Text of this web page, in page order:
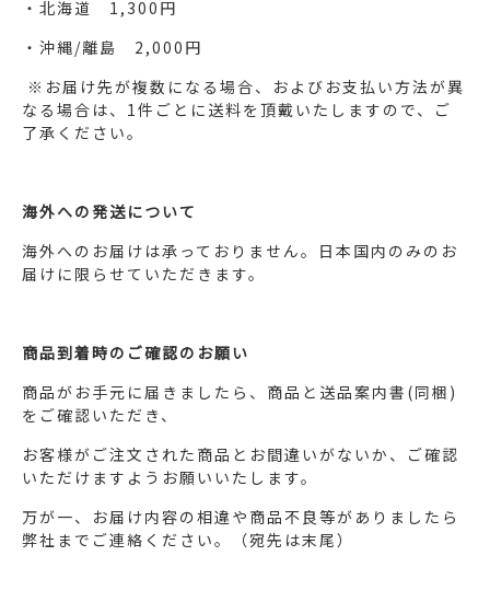
・北海道 1,300円
・沖縄/離島 2,000円
※お届け先が複数になる場合、およびお支払い方法が異
なる場合は、1件ごとに送料を頂戴いたしますので、ご
了承ください。
海外への発送について
海外へのお届けは承っておりません。日本国内のみのお
届けに限らせていただきます。
商品到着時のご確認のお願い
商品がお手元に届きましたら、商品と送品案内書(同梱)
をご確認いただき、
お客様がご注文された商品とお間違いがないか、ご確認
いただけますようお願いいたします。
万が一、お届け内容の相違や商品不良等がありましたら
弊社までご連絡ください。（宛先は末尾）